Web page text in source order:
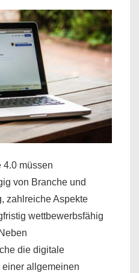
4.0 müssen
von Branche und
zahlreiche Aspekte
wettbewerbsfähig
die digitale
einer allgemeinen